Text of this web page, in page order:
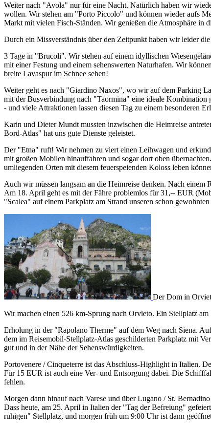
Weiter nach "Avola" nur für eine Nacht. Natürlich haben wir
wollen. Wir stehen am "Porto Piccolo" und können wieder aufs
Markt mit vielen Fisch-Ständen. Wir genießen die Atmosphäre in
Durch ein Missverständnis über den Zeitpunkt haben wir leider
3 Tage in "Brucoli". Wir stehen auf einem idyllischen
mit einer Festung und einem sehenswerten Naturhafen. Wir
breite Lavaspur im Schnee sehen!
Weiter geht es nach "Giardino Naxos", wo wir auf dem Parking
mit der Busverbindung nach "Taormina" eine ideale
- und viele Attraktionen lassen diesen Tag zu einem besonderen
Karin und Dieter Mundt mussten inzwischen die Heimreise
Bord-Atlas" hat uns gute Dienste geleistet.
Der "Etna" ruft! Wir nehmen zu viert einen Leihwagen und
mit großen Mobilen hinauffahren und sogar dort oben
umliegenden Orten mit diesem feuerspeienden Koloss leben
Auch wir müssen langsam an die Heimreise denken. Nach einem
Am 18. April geht es mit der Fähre problemlos für 31,-- EUR
"Scalea" auf einem Parkplatz am Strand unseren schon
Der Dom in
Wir machen einen 526 km-Sprung nach Orvieto. Ein Stellplatz
Erholung in der "Rapolano Therme" auf dem Weg nach Siena.
dem im Reisemobil-Stellplatz-Atlas geschilderten Parkplatz mit
gut und in der Nähe der Sehenswürdigkeiten.
Portovenere / Cinqueterre ist das Abschluss-Highlight in Italien.
Für 15 EUR ist auch eine Ver- und Entsorgung dabei. Die
fehlen.
Morgen dann hinauf nach Varese und über Lugano / St.
Dass heute, am 25. April in Italien der "Tag der Befreiung"
ruhigen" Stellplatz, und morgen früh um 9:00 Uhr ist dann